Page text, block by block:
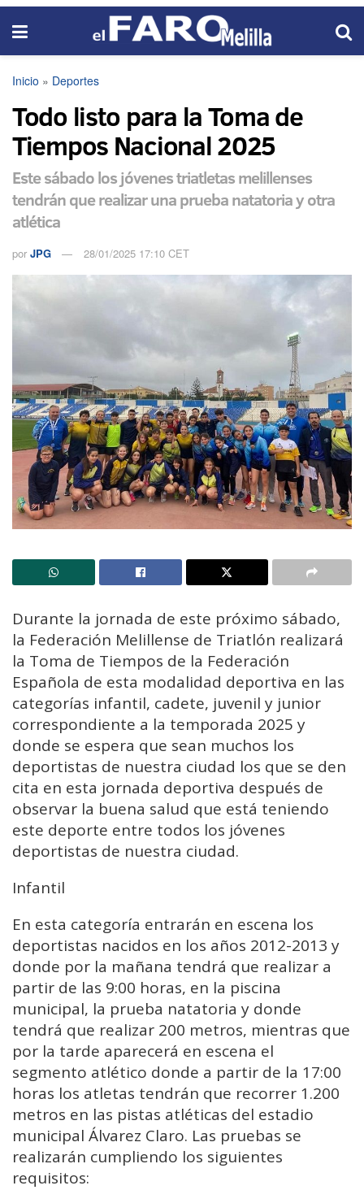
Inicio » Deportes
Todo listo para la Toma de
Tiempos Nacional 2025
Este sábado los jóvenes triatletas melillenses
tendrán que realizar una prueba natatoria y otra
atlética
por JPG 28/01/2025 17:10 CET
Durante la jornada de este próximo sábado,
la Federación Melillense de Triatlón realizará
la Toma de Tiempos de la Federación
Española de esta modalidad deportiva en las
categorías infantil, cadete, juvenil y junior
correspondiente a la temporada 2025 y
donde se espera que sean muchos los
deportistas de nuestra ciudad los que se den
cita en esta jornada deportiva después de
observar la buena salud que está teniendo
este deporte entre todos los jóvenes
deportistas de nuestra ciudad.
Infantil
En esta categoría entrarán en escena los
deportistas nacidos en los años 2012-2013 y
donde por la mañana tendrá que realizar a
partir de las 9:00 horas, en la piscina
municipal, la prueba natatoria y donde
tendrá que realizar 200 metros, mientras que
por la tarde aparecerá en escena el
segmento atlético donde a partir de la 17:00
horas los atletas tendrán que recorrer 1.200
metros en las pistas atléticas del estadio
municipal Álvarez Claro. Las pruebas se
realizarán cumpliendo los siguientes
requisitos: